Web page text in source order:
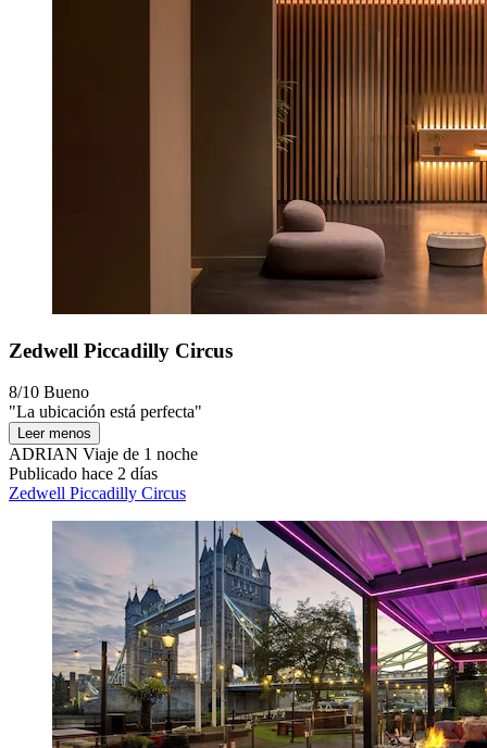
Zedwell Piccadilly Circus
8/10 Bueno
"La ubicación está perfecta"
Leer menos
ADRIAN Viaje de 1 noche
Publicado hace 2 días
Zedwell Piccadilly Circus